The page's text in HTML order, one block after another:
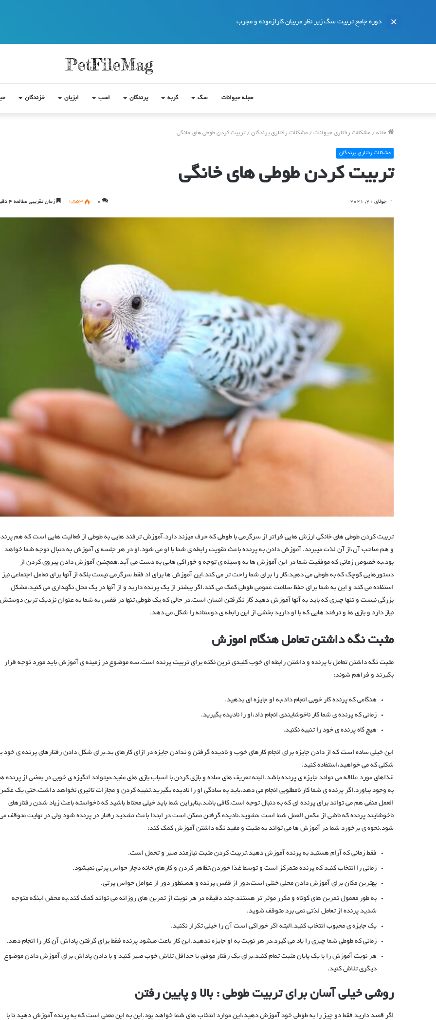
دوره جامع تربیت سگ زیر نظر مربیان کارازموده و مجرب
مجله حیوانات سگ گربه پرندگان اسب ابزیان خزندگان
خانه / مشکلات رفتاری حیوانات / مشکلات رفتاری پرندگان / تربیت کردن طوطی های خانگی
مشکلات رفتاری پرندگان
تربیت کردن طوطی های خانگی
جولای 21, 2021 0
1,553 زمان تقریبی مطالعه 4 دقیقه
تربیت کردن طوطی های خانگی ارزش هایی فراتر از سرگرمی با طوطی که حرف میزند دارد.آموزش ترفند هایی به طوطی از فعالیت هایی است که هم
و هم صاحب آن،از آن لذت میبرند. آموزش دادن به پرنده باعث تقویت رابطه ی شما با او می شود.او در هر جلسه ی آموزش به دنبال توجه شما خواهد
بود،به خصوص زمانی که موفقیت شما در این آموزش ها به وسیله ی توجه و خوراکی هایی به دست می آید.همچنین آموزش دادن پیروی کردن از
دستورهایی کوچک که به طوطی می دهید،کار را برای شما راحت تر می کند.این آموزش ها برای اد فقط سرگرمی نیست بلکه از آنها برای تعامل اجتماعی نیز
استفاده می کند و این به شما برای حفظ سلامت عمومی طوطی کمک می کند.اگر بیشتر از یک پرنده داربد و از آنها در یک محل نگهداری می کنید،مشکل
بزرگی نیست و تنها چیزی که باید به آنها آموزش دهید گاز نگرفتن انسان است.در حالی که یک طوطی تنها در قفس به شما به عنوان نزدیک ترین دوستش
نیاز دارد و بازی ها و ترفند هایی که با او دارید بخشی از این رابطه ی دوستانه را شکل می دهد.
مثبت نگه داشتن تعامل هنگام اموزش
مثبت نگه داشتن تعامل با پرنده و داشتن رابطه ای خوب کلیدی ترین نکته برای تربیت پرنده است.سه موضوع در زمینه ی آموزش باید مورد توجه قرار
بگیرند و فراهم شوند:
هنگامی که پرنده کار خوبی انجام داد،به او جایزه ای بدهید.
زمانی که پرنده ی شما کار ناخوشایندی انجام داد،او را نادیده بگیرید.
هیچ گاه پرنده ی خود را تنبیه نکنید.
این خیلی ساده است که از دادن جایزه برای انجام کارهای خوب و نادیده گرفتن و ندادن جایزه در ازای کارهای بد،برای شکل دادن رفتارهای پرنده ی خود
شکلی که می خواهید،استفاده کنید.
غذاهای مورد علاقه می تواند جایزه ی پرنده باشد.البته تعریف های ساده و بازی کردن با اسباب بازی های مفید،میتواند انگیزه ی خوبی در بعضی از پرنده
به وجود بیاورد.اگر پرنده ی شما کار نامطلوبی انجام می دهد،باید به سادگی او را نادیده بگیرید.تنبیه کردن و مجازات تاثیری نخواهد داشت.حتی یک
العمل منفی هم می تواند برای پرنده ای که به دنبال توجه است،کافی باشد.بنابراین شما باید خیلی محتاط باشید که ناخواسته باعث زیاد شدن رفتارهای
ناخوشایند پرنده که ناشی از عکس العمل شما است ،نشوید.نادیده گرفتن ممکن است در ابتدا باعث تشدید رفتار در پرنده شود ولی در نهایت متوقف
شود.نحوه ی برخورد شما در آموزش ها می تواند به مثبت و مفید نگه داشتن آموزش کمک کند:
فقط زمانی که آرام هستید به پرنده آموزش دهید.تربیت کردن مثبت نیازمند صبر و تحمل است‌.
زمانی را انتخاب کنید که پرنده متمرکز است و توسط غذا خوردن،تظاهر کردن و کارهای خانه دچار حواس پرتی نمیشود.
بهترین مکان برای آموزش دادن محلی خنثی است،دور از قفس پرنده و همینطور دور از عوامل حواس پرتی.
به طور معمول تمرین های کوتاه و مکرر موثر تر هستند.چند دقیقه در هر نوبت از تمرین های روزانه می تواند کمک کند.به محض اینکه متوجه
شدید پرنده از تعامل لذتی نمی برد متوقف شوید.
یک جایزه ی محبوب انتخاب کنید.البته اگر خوراکی است آن را خیلی تکرار نکنید‌.
زمانی که طوطی شما چیزی را یاد می گیرد،در هر نوبت به او جایزه ندهید.این کار باعث میشود پرنده فقط برای گرفتن پاداش آن کار را انجام دهد.
هر نوبت آموزش را با یک پایان مثبت تمام کنید.برای یک رفتار موفق یا حداقل تلاش خوب صبر کنید و با دادن پاداش برای آموزش دادن موضوع
دیگری تلاش کنید.
روشی خیلی آسان برای تربیت طوطی : بالا و پایین رفتن
اگر قصد دارید فقط دو چیز را به طوطی خود آموزش دهید،این موارد انتخاب های شما خواهد بود.این به این معنی است که به پرنده آموزش دهید تا با